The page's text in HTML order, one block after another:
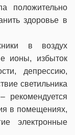
положительно
здоровье в
в воздух
ионы, избыток
депрессию,
светильника
рекомендуется
в помещениях,
электронные